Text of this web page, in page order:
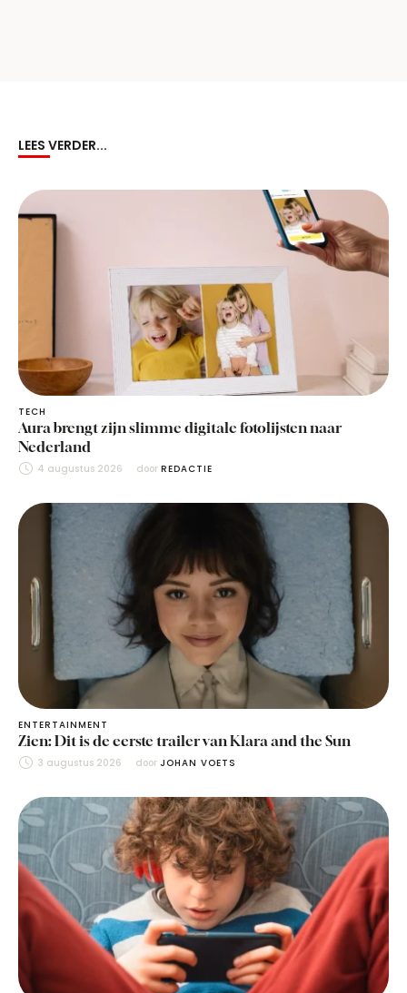
LEES VERDER...
TECH
Aura brengt zijn slimme digitale fotolijsten naar
Nederland
4 augustus 2026 door REDACTIE
ENTERTAINMENT
Zien: Dit is de eerste trailer van Klara and the Sun
3 augustus 2026 door JOHAN VOETS